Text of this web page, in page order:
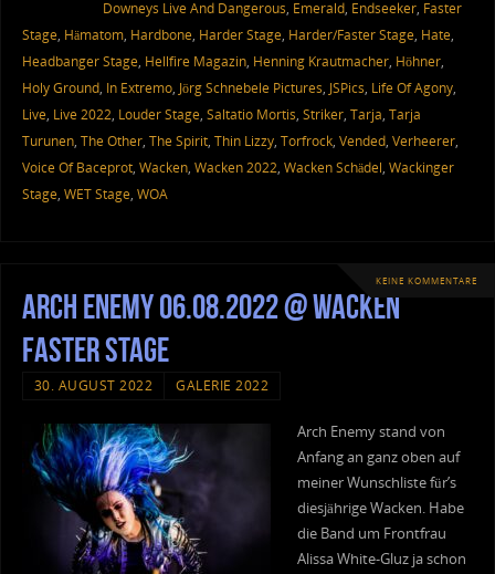
Downeys Live And Dangerous, Emerald, Endseeker, Faster
Stage, Hämatom, Hardbone, Harder Stage, Harder/Faster Stage, Hate,
Headbanger Stage, Hellfire Magazin, Henning Krautmacher, Höhner,
Holy Ground, In Extremo, Jörg Schnebele Pictures, JSPics, Life Of Agony,
Live, Live 2022, Louder Stage, Saltatio Mortis, Striker, Tarja, Tarja
Turunen, The Other, The Spirit, Thin Lizzy, Torfrock, Vended, Verheerer,
Voice Of Baceprot, Wacken, Wacken 2022, Wacken Schädel, Wackinger
Stage, WET Stage, WOA
KEINE KOMMENTARE
Arch Enemy 06.08.2022 @ Wacken
Faster Stage
30. AUGUST 2022 GALERIE 2022
Arch Enemy stand von
Anfang an ganz oben auf
meiner Wunschliste für’s
diesjährige Wacken. Habe
die Band um Frontfrau
Alissa White-Gluz ja schon